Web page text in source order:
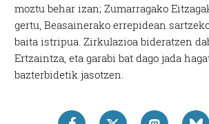
moztu behar izan; Zumarragako
gertu, Beasainerako errepidean
baita istripua. Zirkulazioa bideratzen
Ertzaintza, eta garabi bat dago jada
bazterbidetik jasotzen.